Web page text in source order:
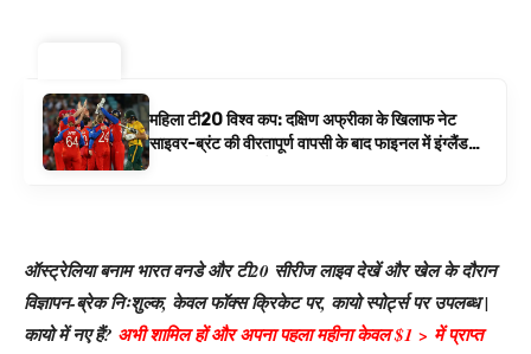
महिला टी20 विश्व कप: दक्षिण अफ्रीका के खिलाफ नेट
साइवर-ब्रंट की वीरतापूर्ण वापसी के बाद फाइनल में इंग्लैंड
ऑस्ट्रेलिया बनाम भारत वनडे और टी20 सीरीज लाइव देखें और खेल के दौरान
विज्ञापन-ब्रेक निःशुल्क, केवल फॉक्स क्रिकेट पर, कायो स्पोर्ट्स पर उपलब्ध |
कायो में नए हैं? अभी शामिल हों और अपना पहला महीना केवल $1 > में प्राप्त